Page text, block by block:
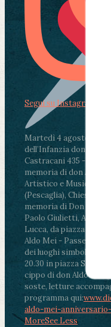
Martedì 4 agosto2026
dell’Infanzia don Aldo
Castracani 435 -
memoria di don Aldo
Artistico e Musicale
(Pescaglia), Chiesa
memoria di Don Aldo
Paolo Giulietti,
Lucca, da piazza San
Aldo Mei - Passeggiata
dei luoghi simbolo
20.30 in piazza San
cippo di don Aldo Mei
soste, letture
programma qui:
aldo-mei-
MoreSee Less
Segui su Instagram